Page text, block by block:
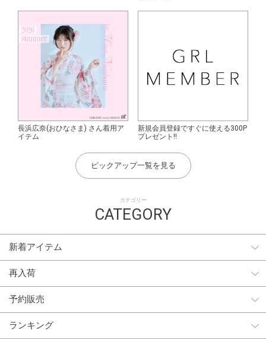
カテゴリー
CATEGORY
新着アイテム
再入荷
予約販売
ランキング
長浜広奈(おひなさま) さん着用ア
イテム
新規会員登録ですぐに使える300P
プレゼント!!
ピックアップ一覧を見る